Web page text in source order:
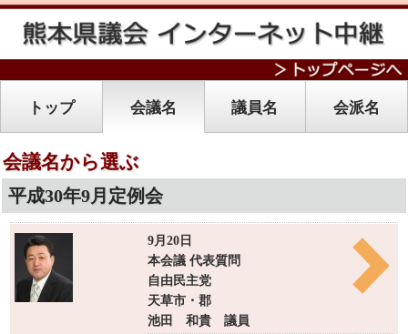
トップ 会議名 議員名 会派名
会議名から選ぶ
平成30年9月定例会
9月20日
本会議 代表質問
自由民主党
天草市・郡
池田 和貴 議員